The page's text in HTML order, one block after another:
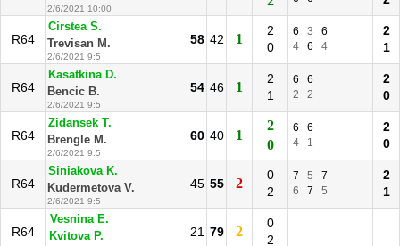
2/6/2021 10:00
R64
Cirstea S.
Trevisan M.
2/6/2021 9:5
58 42 1
2
0
6 3
6
4
6 4
2
1
R64
Kasatkina D.
Bencic B.
2/6/2021 9:5
54 46 1
2
1
6
6
2
2
2
0
R64
Zidansek T.
Brengle M.
2/6/2021 9:5
60 40 1
2
0
6
6
4
1
2
0
R64
Siniakova K.
Kudermetova V.
2/6/2021 9:5
45 55 2
0
2
7 5
7
6
7 5
2
1
R64
Vesnina E.
Kvitova P.
21 79 2
0
2